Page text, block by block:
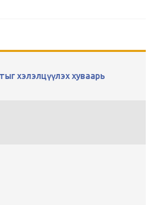
хэлэлцүүлэх хуваарь